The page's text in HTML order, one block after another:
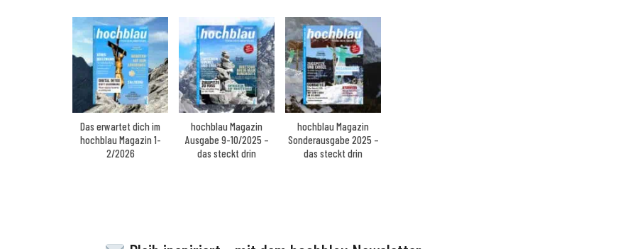
Das erwartet dich im
hochblau Magazin 1-
2/2026
hochblau Magazin
Ausgabe 9-10/2025 –
das steckt drin
hochblau Magazin
Sonderausgabe 2025 –
das steckt drin